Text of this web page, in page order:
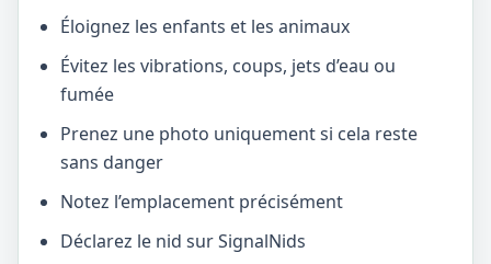
Éloignez les enfants et les animaux
Évitez les vibrations, coups, jets d’eau ou
fumée
Prenez une photo uniquement si cela reste
sans danger
Notez l’emplacement précisément
Déclarez le nid sur SignalNids